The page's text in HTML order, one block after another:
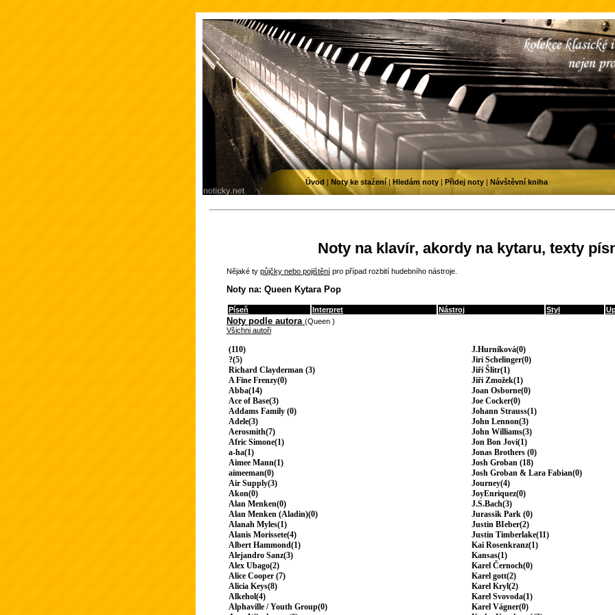
Noty na klavír, akordy na kytaru, texty
Nějaké ty půjčky nebo pojištění pro případ rozbití hudebního nástroje.
Noty na: Queen Kytara Pop
Píseň Interpret Nástroj Styl
Noty podle autora (Queen )
Všichni autoři
(110)
?(5)
Richard Clayderman (3)
A Fine Frenzy(0)
Abba(14)
Ace of Base(3)
Addams Family (0)
Adele(3)
Aerosmith(7)
Afric Simone(1)
a-ha(1)
Aimee Mann(1)
aimeeman(0)
Air Supply(3)
Akon(0)
Alan Menken(0)
Alan Menken (Aladin)(0)
Alanah Myles(1)
Alanis Morissete(4)
Albert Hammond(1)
Alejandro Sanz(3)
Alex Ubago(2)
Alice Cooper (7)
Alicia Keys(8)
Alkehol(4)
Alphaville / Youth Group(0)
J.Hurníková(0)
Jiri Schelinger(0)
Jiří Šlitr(1)
Jiří Zmožek(1)
Joan Osborne(0)
Joe Cocker(0)
Johann Strauss(1)
John Lennon(3)
John Williams(3)
Jon Bon Jovi(1)
Jonas Brothers (0)
Josh Groban (18)
Josh Groban & Lara Fabian(0)
Journey(4)
JoyEnriquez(0)
J.S.Bach(3)
Jurassik Park (0)
Justin BIeber(2)
Justin Timberlake(11)
Kai Rosenkranz(1)
Kansas(1)
Karel Černoch(0)
Karel gott(2)
Karel Kryl(2)
Karel Svovoda(1)
Karel Vágner(0)
Úvod | Noty ke stažení| Hledám noty | Přidej noty | Návštěvní kniha